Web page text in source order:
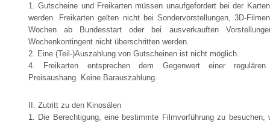
1. Gutscheine und Freikarten müssen unaufgefordert bei der
werden. Freikarten gelten nicht bei Sondervorstellungen, 3D-
Wochen ab Bundesstart oder bei ausverkauften
Wochenkontingent nicht überschritten werden.
2. Eine (Teil-)Auszahlung von Gutscheinen ist nicht möglich.
4. Freikarten entsprechen dem Gegenwert einer
Preisaushang. Keine Barauszahlung.
II. Zutritt zu den Kinosälen
1. Die Berechtigung, eine bestimmte Filmvorführung zu besuchen,